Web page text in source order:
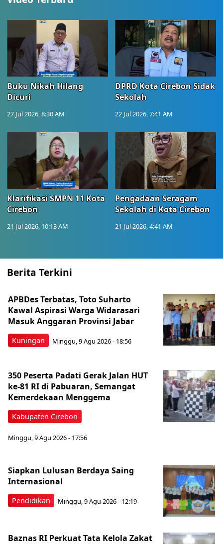
Buku Nikah Hilang
Dicuri
27 Jul 2026, 8:30 AM
DPRD Kota Cirebon Sidak
Sekolah
22 Jul 2026, 7:41 AM
Klarifikasi SMPN 11 Kota
Cirebon
21 Jul 2026, 10:13 AM
Pengadaan Seragam
Sekolah di Kota Cirebon
21 Jul 2026, 4:41 AM
Berita Terkini
Kuningan
APBDes Terbatas, Toto Suharto
Kawal Aspirasi Warga Widarasari
Masuk Anggaran Provinsi Jabar
Minggu, 9 Agu 2026 - 18:56
Kabupaten Cirebon
350 Peserta Padati Gerak Jalan HUT
ke-81 RI di Pabuaran, Semangat
Kemerdekaan Menggema
Minggu, 9 Agu 2026 - 17:56
Pendidikan
Siapkan Lulusan Berdaya Saing
Internasional
Minggu, 9 Agu 2026 - 12:19
Baznas RI Perkuat Tata Kelola Zakat